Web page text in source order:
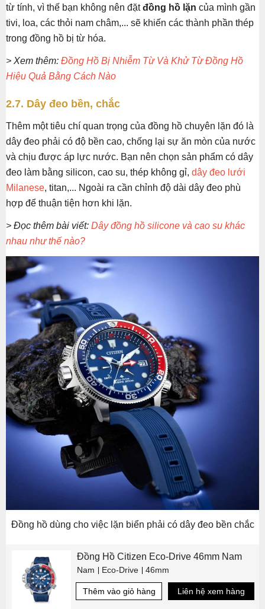
từ tính, vì thế bạn không nên đặtđồng hồ lặn của mình gần
tivi, loa, các thỏi nam châm,... sẽ khiến các thành phần thép
trong đồng hồ bị từ hóa.
> Xem thêm: Đồng Hồ Bị Nhiễm Từ Và Khử Từ Đồng Hồ
Hiệu Quả Bằng Cách Nào
2.7. Dây đeo bền, chắc
Thêm một tiêu chí quan trọng của đồng hồ chuyên lặn đó là
dây đeo phải có độ bền cao, chống lại sự ăn mòn của nước
và chịu được áp lực nước. Bạn nên chọn sản phẩm có dây
đeo làm bằng silicon, cao su, thép không gỉ, dây đeo lưới
Milanese, titan,... Ngoài ra cần chỉnh độ dài dây đeo phù
hợp để thuận tiện hơn khi lặn.
> Đọc thêm bài viết: Dây đồng hồ silicone và cao su khác
nhau như thế nào?
Đồng hồ dùng cho việc lặn biển phải có dây đeo bền chắc
Đồng Hồ Citizen Eco-Drive 46mm Nam
Nam Eco-Drive 46mm
Thêm vào giỏ hàng Liên hệ xem hàng